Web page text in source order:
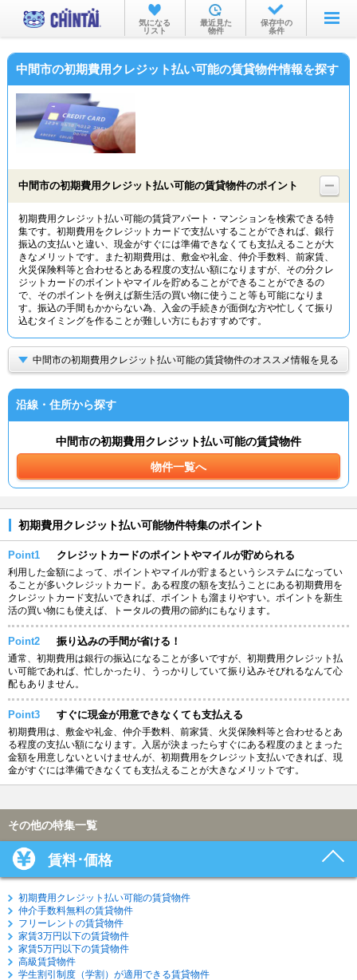
お部屋を探す
沿線・駅から
物件特集から
TOP
気になる
リスト
最近見た
物件
保存中の
条件
中間市の初期費用クレジット払い可能の賃貸物件情報を探す
中間市の初期費用クレジット払い可能の賃貸物件のポイント
初期費用クレジット払い可能の賃貸アパート・マンションを検索できる特
集です。初期費用をクレジットカードで支払いすることができれば、銀行
振込の支払いと違い、現金がすぐには準備できなくても支払えることが大
きなメリットです。また初期費用は、敷金や礼金、仲介手数料、前家賃、
火災保険料等と合わせるとある程度の支払い額になりますが、その分クレ
ジットカードのポイントやマイルを貯めることができることができるの
で、そのポイントを例えば新生活の買い物に使うこと等も可能になりま
す。振込の手間もかからない為、入金の手続きが面倒な方や忙しくて振り
込むタイミングを作ることが難しい方にもおすすめです。
中間市の初期費用クレジット払い可能の賃貸物件のオススメ情報を見る
沿線・住所から探す
中間市の初期費用クレジット払い可能の賃貸物件
物件一覧へ
初期費用クレジット払い可能物件特集のポイント
Point1 クレジットカードのポイントやマイルが貯められる
利用した金額によって、ポイントやマイルが貯まるというシステムになってい
ることが多いクレジットカード。ある程度の額を支払うことにある初期費用を
クレジットカード支払いできれば、ポイントも溜まりやすい。ポイントを新生
活の買い物にも使えば、トータルの費用の節約にもなります。
Point2 振り込みの手間が省ける！
通常、初期費用は銀行の振込になることが多いですが、初期費用クレジット払
い可能であれば、忙しかったり、うっかりしていて振り込みそびれるなんて心
配もありません。
Point3 すぐに現金が用意できなくても支払える
初期費用は、敷金や礼金、仲介手数料、前家賃、火災保険料等と合わせるとあ
る程度の支払い額になります。入居が決まったらすぐにある程度のまとまった
金額を用意しないといけませんが、初期費用をクレジット支払いできれば、現
金がすぐには準備できなくても支払えることが大きなメリットです。
その他の特集一覧
賃料･価格
初期費用クレジット払い可能の賃貸物件
仲介手数料無料の賃貸物件
フリーレントの賃貸物件
家賃3万円以下の賃貸物件
家賃5万円以下の賃貸物件
高級賃貸物件
学生割引制度（学割）が適用できる賃貸物件